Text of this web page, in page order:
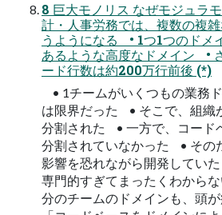
8 巨大モノリス なぜモジュラ
計・人事労務では、複数の複
うようになる • 1つ1つのドメ
あるような高度なドメイン •
ード行数は約200万行前後 (*)
• 1チームがいくつもの業務
は限界だった • そこで、組織
分割された • 一方で、コード
分割されていなかった • その
影響を恐れながら開発してい
専門的すぎてまったくわから
分のチームのドメインも、頭